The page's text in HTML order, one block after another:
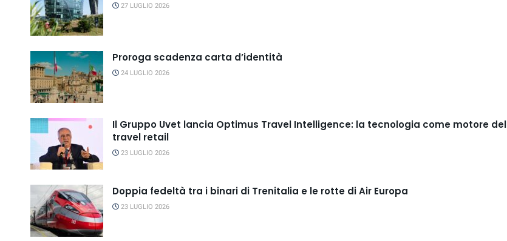
27 LUGLIO 2026
Proroga scadenza carta d’identità
24 LUGLIO 2026
Il Gruppo Uvet lancia Optimus Travel Intelligence: la tecnologia come motore del
travel retail
23 LUGLIO 2026
Doppia fedeltà tra i binari di Trenitalia e le rotte di Air Europa
23 LUGLIO 2026